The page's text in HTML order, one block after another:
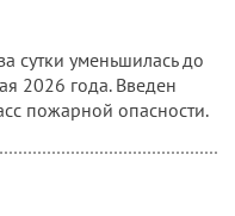
сутки уменьшилась до
2026 года. Введен
пожарной опасности.